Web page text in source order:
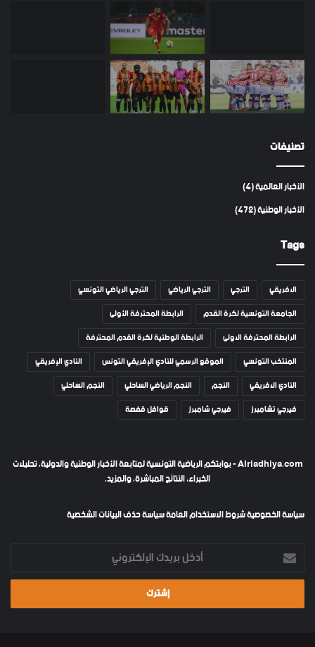
تصنيفات
الأخبار العالمية(4)
الأخبار الوطنية(472)
Tags
الافريقي الترجي الترجي الرياضي
الترجي الرياضي التونسي
الجامعة التونسية لكرة القدم
الرابطة المحترفة الأولى
الرابطة المحترفة الاولى
الرابطة الوطنية لكرة القدم المحترفة
المنتخب التونسي
الموقع الرسمي للنادي الإفريقي التونس
النادي الإفريقي
النادي الافريقي
النجم النجم الرياضي الساحلي
النجم الساحلي
فيرجي تشامبرز
فيرجي شامبرز قوافل قفصة
Alriadhiya.com - بوابتكم الرياضية التونسية لمتابعة الأخبار الوطنية والدولية، تحليلات
الخبراء، النتائج المباشرة، والمزيد.
سياسة الخصوصيةشروط الاستخدام العامةسياسة حذف البيانات الشخصية
أدخل
بريدك
الإلكتروني